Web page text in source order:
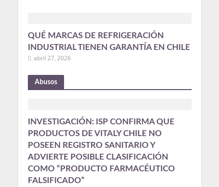
QUÉ MARCAS DE REFRIGERACIÓN
INDUSTRIAL TIENEN GARANTÍA EN CHILE
abril 27, 2026
Abusos
INVESTIGACIÓN: ISP CONFIRMA QUE
PRODUCTOS DE VITALY CHILE NO
POSEEN REGISTRO SANITARIO Y
ADVIERTE POSIBLE CLASIFICACIÓN
COMO “PRODUCTO FARMACÉUTICO
FALSIFICADO”